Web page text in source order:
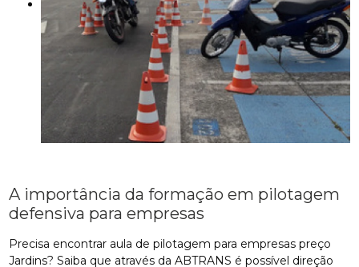
A importância da formação em pilotagem
defensiva para empresas
Precisa encontrar aula de pilotagem para empresas preço
Jardins? Saiba que através da ABTRANS é possível direção